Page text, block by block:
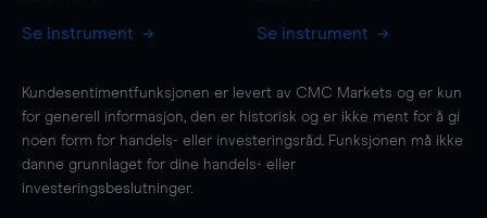
Se instrument Se instrument
Kundesentimentfunksjonen er levert av CMC Markets og er kun
for generell informasjon, den er historisk og er ikke ment for å gi
noen form for handels- eller investeringsråd. Funksjonen må ikke
danne grunnlaget for dine handels- eller
investeringsbeslutninger.